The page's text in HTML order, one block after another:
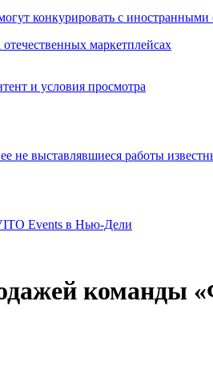
конкурировать с
и условия просмотра
не выставлявшиеся работы
Events в Нью-Дели
команды